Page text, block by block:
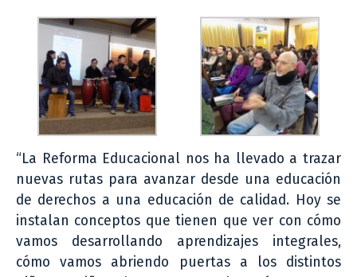
“La Reforma Educacional nos ha llevado a trazar
nuevas rutas para avanzar desde una educación
de derechos a una educación de calidad. Hoy se
instalan conceptos que tienen que ver con cómo
vamos desarrollando aprendizajes integrales,
cómo vamos abriendo puertas a los distintos